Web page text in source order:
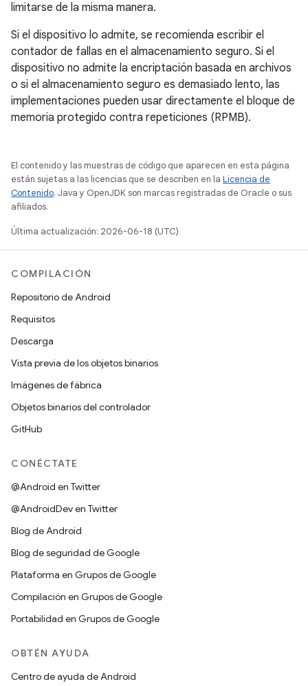
limitarse de la misma manera.
Si el dispositivo lo admite, se recomienda escribir el
contador de fallas en el almacenamiento seguro. Si el
dispositivo no admite la encriptación basada en archivos
o si el almacenamiento seguro es demasiado lento, las
implementaciones pueden usar directamente el bloque de
memoria protegido contra repeticiones (RPMB).
El contenido y las muestras de código que aparecen en esta página
están sujetas a las licencias que se describen en la Licencia de
Contenido. Java y OpenJDK son marcas registradas de Oracle o sus
afiliados.
Última actualización: 2026-06-18 (UTC)
COMPILACIÓN
Repositorio de Android
Requisitos
Descarga
Vista previa de los objetos binarios
Imágenes de fábrica
Objetos binarios del controlador
GitHub
CONÉCTATE
@Android en Twitter
@AndroidDev en Twitter
Blog de Android
Blog de seguridad de Google
Plataforma en Grupos de Google
Compilación en Grupos de Google
Portabilidad en Grupos de Google
OBTÉN AYUDA
Centro de ayuda de Android